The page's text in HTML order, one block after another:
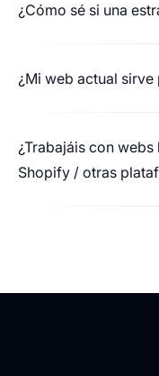
Han realizado el
estoy encantada
el mantenimiento
¿Cómo sé si una
¿Mi web actual sirve
¿Trabajáis con
Shopify / otras